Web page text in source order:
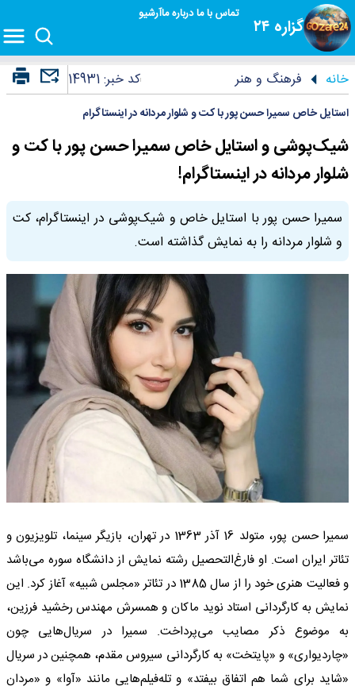
گزاره ۲۴
تماس با مادرباره ماآرشیو
خانه فرهنگ و هنر کد خبر:14931
استایل خاص سمیرا حسن پور با کت و شلوار مردانه در اینستاگرام
شیک‌پوشی و استایل خاص سمیرا حسن پور با کت و
شلوار مردانه در اینستاگرام!
سمیرا حسن پور با استایل خاص و شیک‌پوشی در اینستاگرام، کت
و شلوار مردانه را به نمایش گذاشته است.
سمیرا حسن پور، متولد 16 آذر 1363 در تهران، بازیگر سینما، تلویزیون و
تئاتر ایران است. او فارغ‌التحصیل رشته نمایش از دانشگاه سوره می‌باشد
و فعالیت هنری خود را از سال 1385 در تئاتر «مجلس شبیه» آغاز کرد. این
نمایش به کارگردانی استاد نوید ماکان و همسرش مهندس رخشید فرزین،
به موضوع ذکر مصایب می‌پرداخت. سمیرا در سریال‌هایی چون
«چاردیواری» و «پایتخت» به کارگردانی سیروس مقدم، همچنین در سریال
«شاید برای شما هم اتفاق بیفتد» و تله‌فیلم‌هایی مانند «آوا» و «مردان